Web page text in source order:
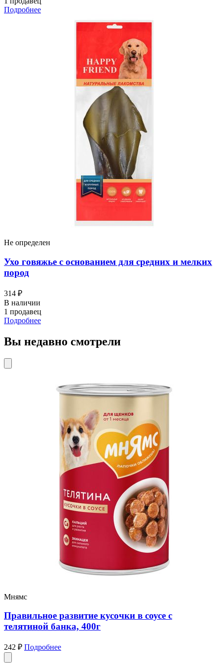
Подробнее
Не определен
Ухо говяжье с основанием для средних и мелких
пород
314 ₽
В наличии
1 продавец
Подробнее
Вы недавно смотрели
Мнямс
Правильное развитие кусочки в соусе с
телятиной банка, 400г
242 ₽ Подробнее